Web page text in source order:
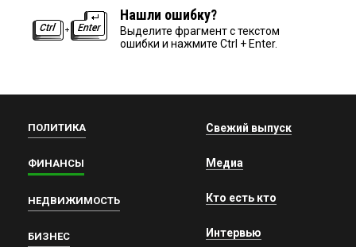
Нашли ошибку?
Выделите фрагмент с текстом
ошибки и нажмите Ctrl + Enter.
ПОЛИТИКА
ФИНАНСЫ
НЕДВИЖИМОСТЬ
БИЗНЕС
Свежий выпуск
Медиа
Кто есть кто
Интервью